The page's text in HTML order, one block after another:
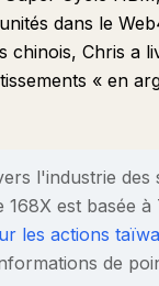
dans le
Chris a
« en
l'industrie des
est basée
les actions
de